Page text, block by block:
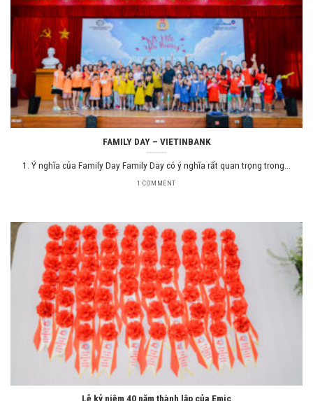
FAMILY DAY – VIETINBANK
1. Ý nghĩa của Family Day Family Day có ý nghĩa rất quan trọng trong...
1 COMMENT
Lễ kỷ niệm 40 năm thành lập của Emic